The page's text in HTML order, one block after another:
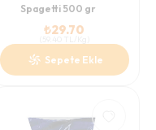
Spagetti 500 gr
₺29.70
Sepete Ekle